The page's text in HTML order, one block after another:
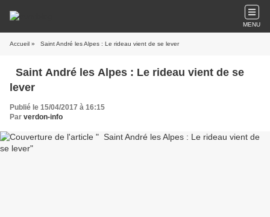
MENU
Accueil » Saint André les Alpes : Le rideau vient de se lever
Saint André les Alpes : Le rideau vient de se
lever
Publié le 15/04/2017 à 16:15
Par verdon-info